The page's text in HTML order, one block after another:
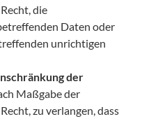
die
Daten oder
unrichtigen
der
Maßgabe der
zu verlangen, dass